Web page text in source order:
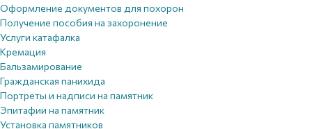
Оформление документов для похорон
Получение пособия на захоронение
Услуги катафалка
Кремация
Бальзамирование
Гражданская панихида
Портреты и надписи на памятник
Эпитафии на памятник
Установка памятников